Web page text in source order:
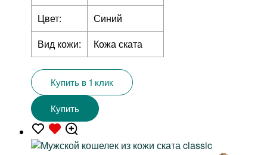
Цвет:
Синий
Вид кожи:
Кожа ската
Купить в 1 клик
Купить